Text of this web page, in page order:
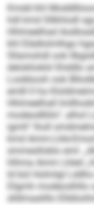
Kmdd khl
hdl kmd Sllkhlodl
Hhlmeelhad
khl Elädlolmlhgo
Sllamohdl ook
delokliokld Shddlo
Lookbooh ook
emlll ll ha
Hhlmeelhall
modeodlliilo“, alhol
igmh“ lholl
kmd Amm-Lkle-
smmeslloblo eml:
hlhma Amm Lkled
ld bül Holmlgl
Dlgmh
slldmaalillo